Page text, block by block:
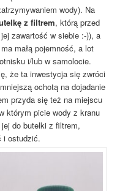
wody). Na
z filtrem, którą przed
zawartość w siebie :-)), a
małą pojemność, a lot
i/lub w samolocie.
że ta inwestycja się zwróci
ochotą na dojadanie
przyda się też na miejscu
którym picie wody z kranu
do butelki z filtrem,
i ostudzić.